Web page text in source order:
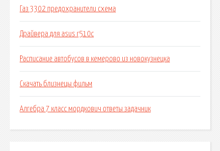
Газ 3302 предохранители схема
Драйвера для asus r510c
Расписание автобусов в кемерово из новокузнецка
Скачать близнецы фильм
Алгебра 7 класс мордкович ответы задачник